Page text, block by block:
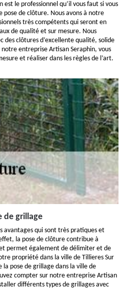
le professionnel qu’il vous faut si vous
pose de clôture. Nous avons à notre
très compétents qui seront en
de qualité et sur mesure. Nous
clôtures d’excellente qualité, solide
entreprise Artisan Seraphin, vous
et réaliser dans les règles de l’art.
de grillage
avantages qui sont très pratiques et
la pose de clôture contribue à
permet également de délimiter et de
propriété dans la ville de Tillieres Sur
la pose de grillage dans la ville de
compter sur notre entreprise Artisan
différents types de grillages avec